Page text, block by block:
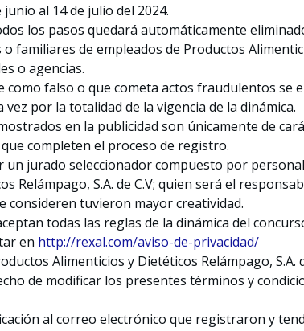
al 14 de julio del 2024.
los pasos quedará automáticamente
familiares de empleados de Productos
o agencias.
falso o que cometa actos fraudulentos se
por la totalidad de la vigencia de la dinámica.
en la publicidad son únicamente de
completen el proceso de registro.
jurado seleccionador compuesto por
Relámpago, S.A. de C.V; quien será el
consideren tuvieron mayor creatividad.
todas las reglas de la dinámica del
en http://rexal.com/aviso-de-privacidad/
Alimenticios y Dietéticos Relámpago, S.A.
de modificar los presentes términos y
al correo electrónico que registraron y